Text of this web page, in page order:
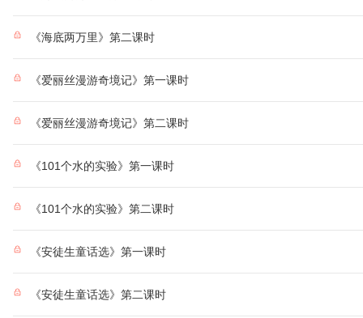
《海底两万里》第二课时
《爱丽丝漫游奇境记》第一课时
《爱丽丝漫游奇境记》第二课时
《101个水的实验》第一课时
《101个水的实验》第二课时
《安徒生童话选》第一课时
《安徒生童话选》第二课时